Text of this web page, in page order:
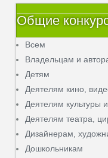
Общие
Всем
Владельцам и
Детям
Деятелям кино,
Деятелям культуры и
Деятелям театра,
Дизайнерам,
Дошкольникам